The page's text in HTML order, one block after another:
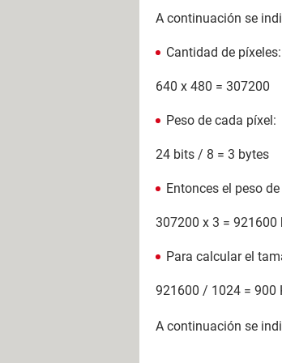
A continuación se
Cantidad de píxeles:
640 x 480 = 307200
Peso de cada píxel:
24 bits / 8 = 3 bytes
Entonces el peso
307200 x 3 = 921600
Para calcular el
921600 / 1024 = 900
A continuación se